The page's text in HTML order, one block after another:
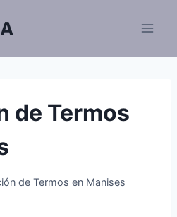
de Termos
de Termos en Manises